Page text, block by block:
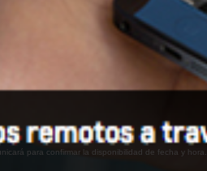
para confirmar la disponibilidad de fecha y hora.